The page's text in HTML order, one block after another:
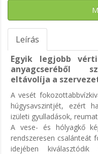
Leírás
Egyik legjobb
anyagcseréből
eltávolíja a
A vesét
húgysavszintjét, ezért
izületi gyulladások,
A vese- és hólyagkő
rendszeresen csalánteát
idejében